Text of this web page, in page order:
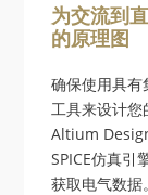
为交流到
的原理图
确保使用具有
工具来设计您
Altium
SPICE仿真引
获取电气数据